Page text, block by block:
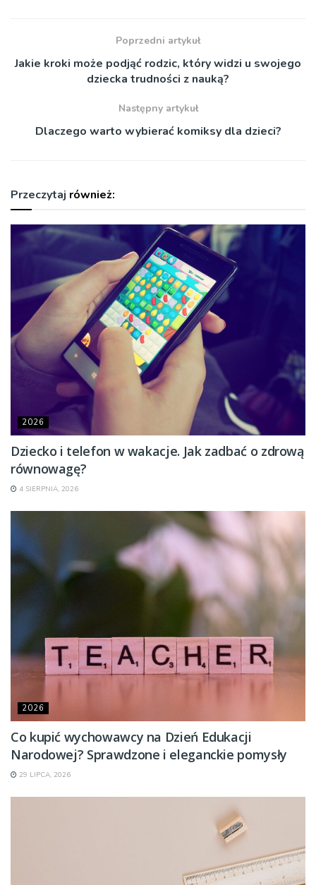
Poprzedni artykuł
Jakie kroki może podjąć rodzic, który widzi u swojego
dziecka trudności z nauką?
Następny artykuł
Dlaczego warto wybierać komiksy dla dzieci?
Przeczytaj również:
2026
Dziecko i telefon w wakacje. Jak zadbać o zdrową
równowagę?
4 SIERPNIA, 2026
2026
Co kupić wychowawcy na Dzień Edukacji
Narodowej? Sprawdzone i eleganckie pomysły
29 LIPCA, 2026